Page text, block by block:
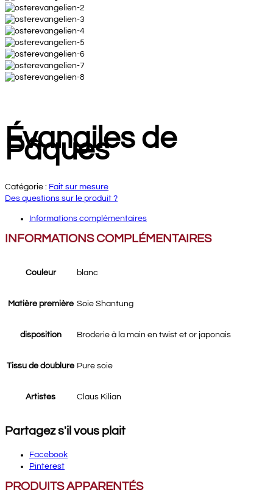
Évangiles de
Pâques
Catégorie : Fait sur mesure
Des questions sur le produit ?
Informations complémentaires
INFORMATIONS COMPLÉMENTAIRES
Couleur blanc
Matière première Soie Shantung
disposition Broderie à la main en twist et or japonais
Tissu de doublure Pure soie
Artistes Claus Kilian
Partagez s'il vous plait
Facebook
Pinterest
PRODUITS APPARENTÉS